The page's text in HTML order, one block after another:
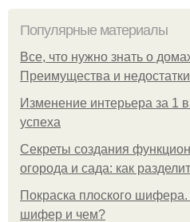
Популярные материалы
Все, что нужно знать о
Преимущества и недостатки
Изменение интерьера за 1
успеха
Секреты создания
огорода и сада: как
Покраска плоского
шифер и чем?